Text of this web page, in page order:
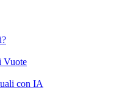
Vuote
con IA